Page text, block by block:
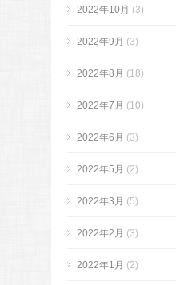
2022年10月 (3)
2022年9月 (3)
2022年8月 (18)
2022年7月 (10)
2022年6月 (3)
2022年5月 (2)
2022年3月 (5)
2022年2月 (3)
2022年1月 (2)